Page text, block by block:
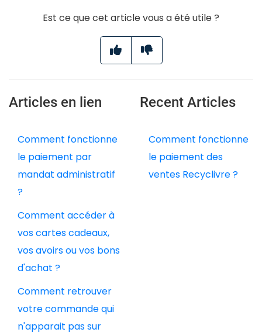
Est ce que cet article vous a été utile ?
Articles en lien
Comment fonctionne
le paiement par
mandat administratif
?
Comment accéder à
vos cartes cadeaux,
vos avoirs ou vos bons
d'achat ?
Comment retrouver
votre commande qui
n'apparait pas sur
Recent Articles
Comment fonctionne
le paiement des
ventes Recyclivre ?